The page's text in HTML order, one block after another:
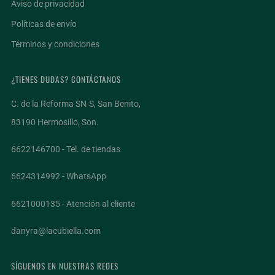
Aviso de privacidad
Políticas de envío
Términos y condiciones
¿TIENES DUDAS? CONTÁCTANOS
C. de la Reforma SN-S, San Benito,
83190 Hermosillo, Son.
6622146700 - Tel. de tiendas
6624314992 - WhatsApp
6621000135 - Atención al cliente
danyra@lacubiella.com
SÍGUENOS EN NUESTRAS REDES